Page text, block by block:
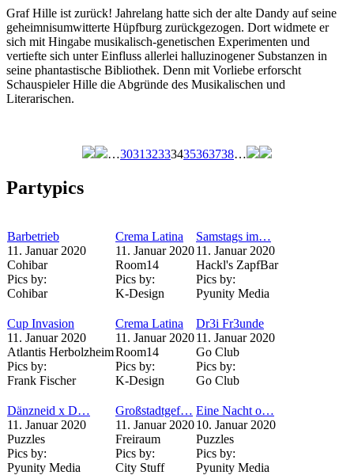
Graf Hille ist zurück! Jahrelang hatte sich der alte Dandy auf seine
geheimnisumwitterte Hüpfburg zurückgezogen. Dort widmete er
sich mit Hingabe musikalisch-genetischen Experimenten und
vertiefte sich unter Einfluss allerlei halluzinogener Substanzen in
seine phantastische Bibliothek. Denn mit Vorliebe erforscht
Schauspieler Hille die Abgründe des Musikalischen und
Literarischen.
…303132333435363738…
Partypics
Barbetrieb
11. Januar 2020
Cohibar
Pics by:
Cohibar
Crema Latina
11. Januar 2020
Room14
Pics by:
K-Design
Samstags im…
11. Januar 2020
Hackl's ZapfBar
Pics by:
Pyunity Media
Cup Invasion
11. Januar 2020
Atlantis Herbolzheim
Pics by:
Frank Fischer
Crema Latina
11. Januar 2020
Room14
Pics by:
K-Design
Dr3i Fr3unde
11. Januar 2020
Go Club
Pics by:
Go Club
Dänzneid x D…
11. Januar 2020
Puzzles
Pics by:
Pyunity Media
Großstadtgef…
11. Januar 2020
Freiraum
Pics by:
City Stuff
Eine Nacht o…
10. Januar 2020
Puzzles
Pics by:
Pyunity Media